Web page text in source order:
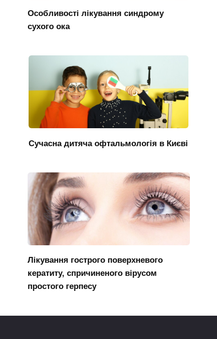
Особливості лікування синдрому
сухого ока
Сучасна дитяча офтальмологія в Києві
Лікування гострого поверхневого
кератиту, спричиненого вірусом
простого герпесу